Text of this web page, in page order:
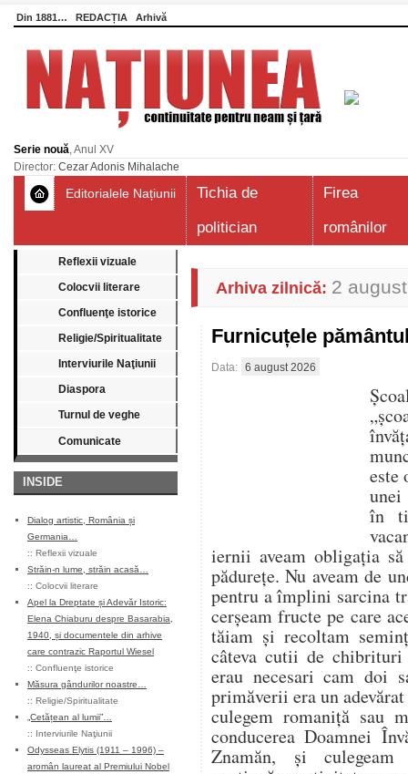
Din 1881… REDACȚIA Arhivă
Serie nouă, Anul XV
Director: Cezar Adonis Mihalache
Editorialele Națiunii
Tichia de
politician
Firea
românilor
Reflexii vizuale
Colocvii literare
Confluenţe istorice
Religie/Spiritualitate
Interviurile Naţiunii
Diaspora
Turnul de veghe
Comunicate
INSIDE
Dialog artistic, România și
Germania…
:: Reflexii vizuale
Străin-n lume, străin acasă…
:: Colocvii literare
Apel la Dreptate și Adevăr Istoric:
Elena Chiaburu despre Basarabia,
1940, și documentele din arhive
care contrazic Raportul Wiesel
:: Confluenţe istorice
Măsura gândurilor noastre…
:: Religie/Spiritualitate
„Cetățean al lumii”…
:: Interviurile Naţiunii
Odysseas Elytis (1911 – 1996) –
aromân laureat al Premiului Nobel
Arhiva zilnică: 2
Furnicuțele
Data: 6 august 2026
este
unei
în
iernii aveam obligația
pădurețe. Nu aveam de
pentru a împlini sarcina
cerșeam fructe pe care
tăiam și recoltam
câteva cutii de chibrituri
erau necesari cam doi
primăverii era un
culegem romaniță sau
conducerea Doamnei
Znamăn, și